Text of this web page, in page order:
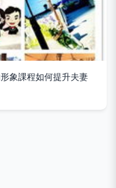
象課程如何提升夫妻